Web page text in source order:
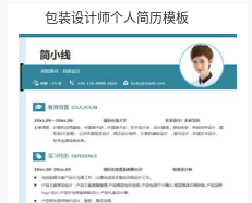
包装设计师个人简历模板